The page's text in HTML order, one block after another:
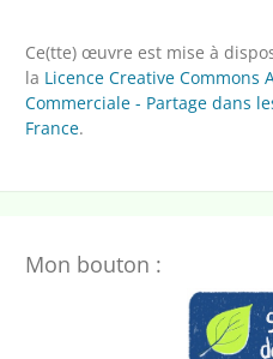
Ce(tte) œuvre est mise à
la Licence Creative Commons
Commerciale - Partage dans
France.
Mon bouton :